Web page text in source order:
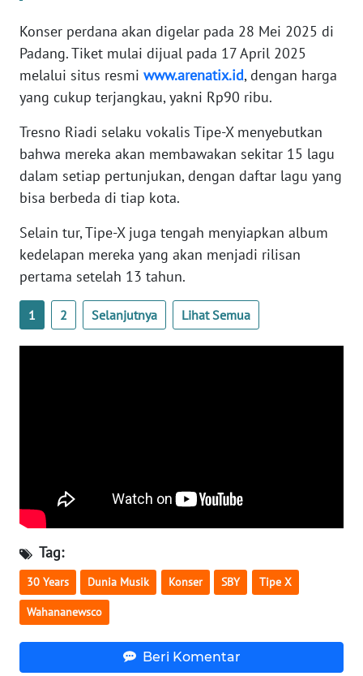
Konser perdana akan digelar pada 28 Mei 2025 di
Padang. Tiket mulai dijual pada 17 April 2025
melalui situs resmi www.arenatix.id, dengan harga
yang cukup terjangkau, yakni Rp90 ribu.
Tresno Riadi selaku vokalis Tipe-X menyebutkan
bahwa mereka akan membawakan sekitar 15 lagu
dalam setiap pertunjukan, dengan daftar lagu yang
bisa berbeda di tiap kota.
Selain tur, Tipe-X juga tengah menyiapkan album
kedelapan mereka yang akan menjadi rilisan
pertama setelah 13 tahun.
1 2 Selanjutnya Lihat Semua
Tag:
30 Years Dunia Musik Konser SBY Tipe X
Wahananewsco
Beri Komentar
JABAR
WN
BANTEN
WN
NTT
WN
WN
PAPUA
WN
JAMBI
WN
SULTRA